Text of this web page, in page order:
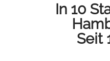
In 10
Seit